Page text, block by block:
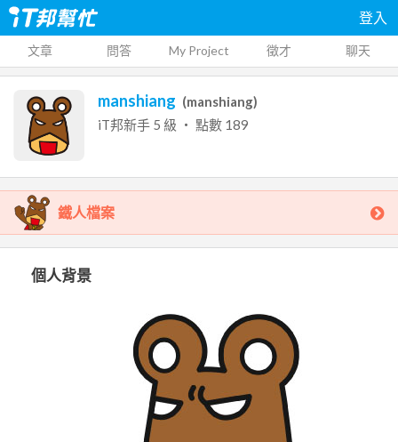
登入
文章 問答 My Project 徵才 聊天
manshiang (manshiang)
iT邦新手 5 級 ‧ 點數 189
鐵人檔案
個人背景